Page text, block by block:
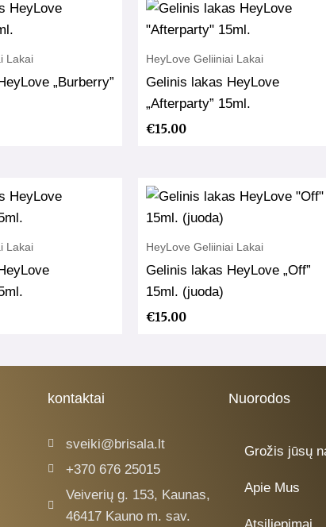
Lakai
„Burberry”
HeyLove Geliiniai Lakai
Gelinis lakas HeyLove
„Afterparty” 15ml.
€15.00
Lakai HeyLove Geliiniai Lakai
Gelinis lakas HeyLove „Off”
15ml. (juoda)
€15.00
kontaktai
sveiki@brisala.lt
+370 676 25015
Veiverių g. 153, Kaunas,
46417 Kauno m. sav.
Nuorodos
Grožis jūsų
Apie Mus